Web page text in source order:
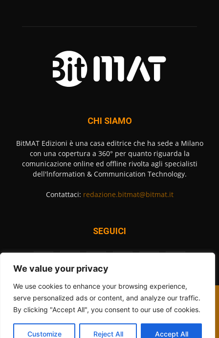
We value your privacy
We use cookies to enhance your browsing experience,
serve personalized ads or content, and analyze our traffic.
By clicking "Accept All", you consent to our use of cookies.
Customize Reject All Accept All
CHI SIAMO
BitMAT Edizioni è una casa editrice che ha sede a Milano
con una copertura a 360° per quanto riguarda la
comunicazione online ed offline rivolta agli specialisti
dell'lnformation & Communication Technology.
Contattaci: redazione.bitmat@bitmat.it
SEGUICI
Contattaci Cookies Policy Privacy Policy Redazione
© 2012 - 2026 - BitMAT Edizioni - P.Iva 09091900960 - tutti i diritti
riservati
Iscrizione al tribunale di Milano n° 295 del 28-11-2018